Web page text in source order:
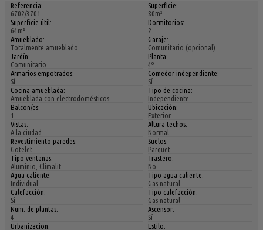
Referencia:
6702/3701
Superficie:
80m²
Superficie útil:
64m²
Dormitorios:
2
Amueblado:
Totalmente amueblado
Garaje:
Comunitario (opcional)
Jardín:
Comunitario
Planta:
4º
Armarios empotrados:
Sí
Comedor independiente:
Sí
Cocina amueblada:
Amueblada con electrodomésticos
Tipo de cocina:
Independiente
Balcon/es:
1
Ubicación:
Exterior
Vistas:
A la ciudad
Altura techos:
Normal
Revestimiento paredes:
Gotelet
Suelos:
Parquet
Tipo ventanas:
Aluminio, Climalit
Trastero:
No
Agua caliente:
Individual
Tipo agua caliente:
Gas natural
Calefacción:
Si
Tipo calefacción:
Gas natural
Num. de plantas:
4
Ascensor:
Sí
Urbanizacion:
Estilo: